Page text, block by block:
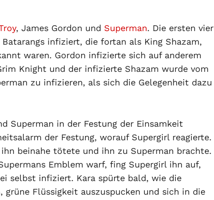
, James Gordon und Superman. Die ersten vier
infiziert, die fortan als King Shazam,
waren. Gordon infizierte sich auf anderem
Knight und der infizierte Shazam wurde vom
zu infizieren, als sich die Gelegenheit dazu
Superman in der Festung der Einsamkeit
der Festung, worauf Supergirl reagierte.
beinahe tötete und ihn zu Superman brachte.
Emblem warf, fing Supergirl ihn auf,
selbst infiziert. Kara spürte bald, wie die
grüne Flüssigkeit auszuspucken und sich in die